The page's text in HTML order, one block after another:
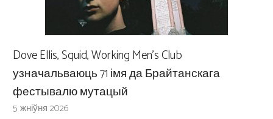
Dove Ellis, Squid, Working Men’s Club
узначальваюць 71 імя да Брайтанскага
фестывалю мутацый
5 жніўня 2026